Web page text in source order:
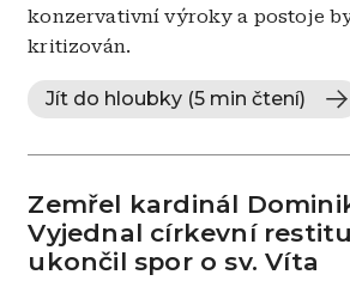
konzervativní výroky a postoje
kritizován.
Jít do hloubky (5 min čtení)
Zemřel kardinál
Vyjednal církevní
ukončil spor o sv. Víta